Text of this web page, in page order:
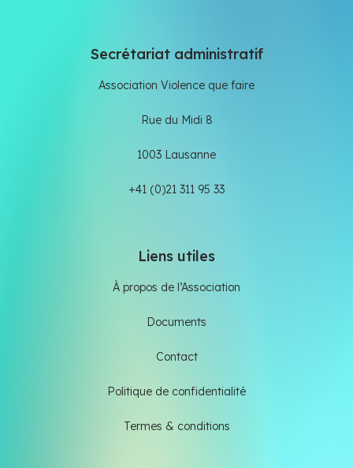
Secrétariat administratif
Association Violence que faire
Rue du Midi 8
1003 Lausanne
+41 (0)21 311 95 33
Liens utiles
À propos de l’Association
Documents
Contact
Politique de confidentialité
Termes & conditions